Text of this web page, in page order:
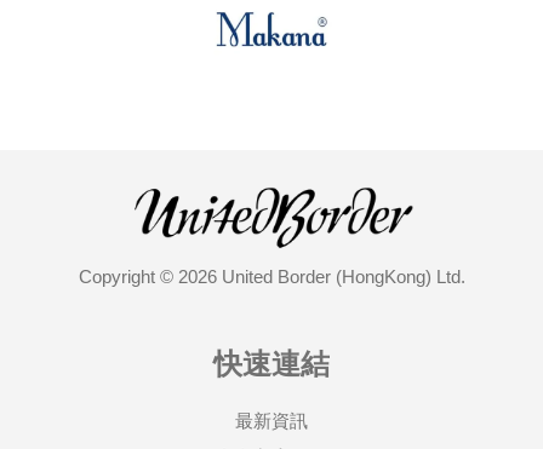
Copyright © 2026 United Border (HongKong) Ltd.
快速連結
最新資訊